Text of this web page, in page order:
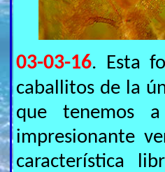
03-03-16. Esta
caballitos de la
que tenemos
impresionante
característica